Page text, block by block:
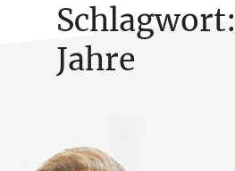
Schlagwort:
Jahre